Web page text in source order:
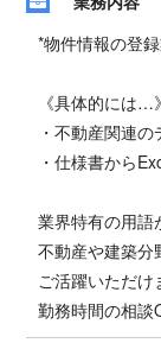
*物件情報の登
《具体的には…》
・不動産関連の
・仕様書から
業界特有の用語
不動産や建築分
ご活躍いただけ
勤務時間の相